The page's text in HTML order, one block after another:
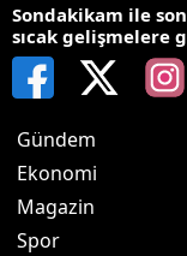
Sondakikam ile
sıcak gelişmelere
Gündem
Ekonomi
Magazin
Spor